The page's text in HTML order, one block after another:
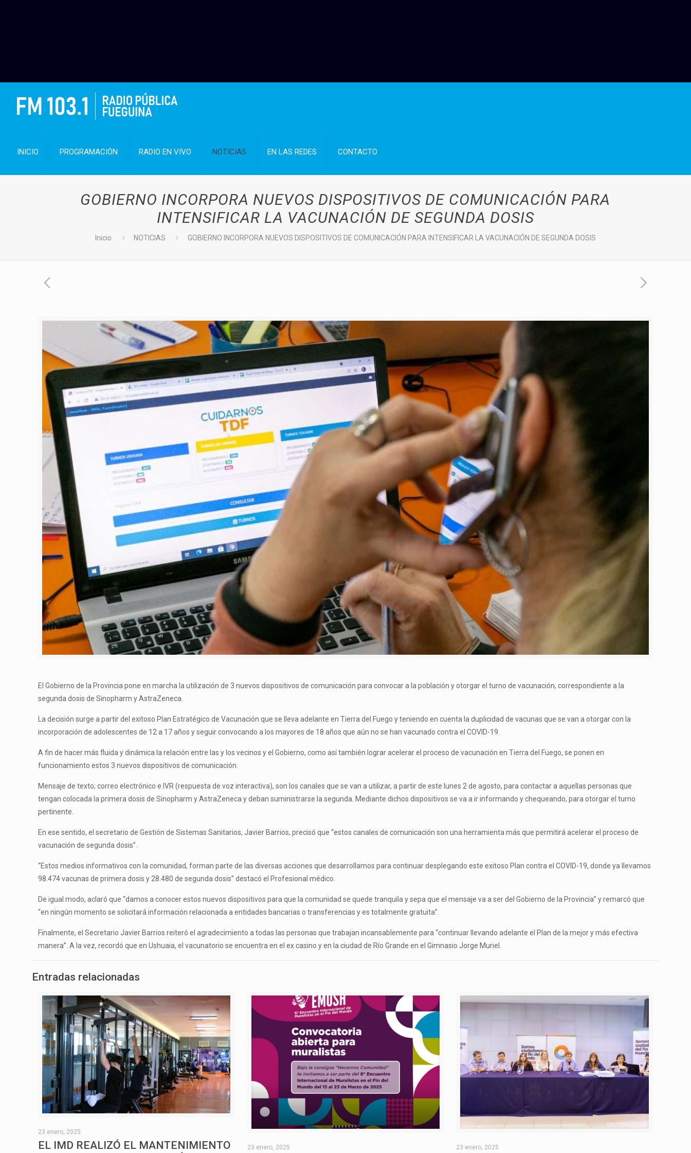
INICIO PROGRAMACIÓN RADIO EN VIVO NOTICIAS EN LAS REDES CONTACTO
GOBIERNO INCORPORA NUEVOS DISPOSITIVOS DE COMUNICACIÓN PARA
INTENSIFICAR LA VACUNACIÓN DE SEGUNDA DOSIS
Inicio NOTICIAS GOBIERNO INCORPORA NUEVOS DISPOSITIVOS DE COMUNICACIÓN PARA INTENSIFICAR LA VACUNACIÓN DE SEGUNDA DOSIS
El Gobierno de la Provincia pone en marcha la utilización de 3 nuevos dispositivos de comunicación para convocar a la población y otorgar el turno de vacunación, correspondiente a la
segunda dosis de Sinopharm y AstraZeneca.
La decisión surge a partir del exitoso Plan Estratégico de Vacunación que se lleva adelante en Tierra del Fuego y teniendo en cuenta la duplicidad de vacunas que se van a otorgar con la
incorporación de adolescentes de 12 a 17 años y seguir convocando a los mayores de 18 años que aún no se han vacunado contra el COVID-19.
A fin de hacer más fluida y dinámica la relación entre las y los vecinos y el Gobierno, como así también lograr acelerar el proceso de vacunación en Tierra del Fuego, se ponen en
funcionamiento estos 3 nuevos dispositivos de comunicación.
Mensaje de texto; correo electrónico e IVR (respuesta de voz interactiva), son los canales que se van a utilizar, a partir de este lunes 2 de agosto, para contactar a aquellas personas que
tengan colocada la primera dosis de Sinopharm y AstraZeneca y deban suministrarse la segunda. Mediante dichos dispositivos se va a ir informando y chequeando, para otorgar el turno
pertinente.
En ese sentido, el secretario de Gestión de Sistemas Sanitarios, Javier Barrios, precisó que “estos canales de comunicación son una herramienta más que permitirá acelerar el proceso de
vacunación de segunda dosis”.
“Estos medios informativos con la comunidad, forman parte de las diversas acciones que desarrollamos para continuar desplegando este exitoso Plan contra el COVID-19, donde ya llevamos
98.474 vacunas de primera dosis y 28.480 de segunda dosis” destacó el Profesional médico.
De igual modo, aclaró que “damos a conocer estos nuevos dispositivos para que la comunidad se quede tranquila y sepa que el mensaje va a ser del Gobierno de la Provincia” y remarcó que
“en ningún momento se solicitará información relacionada a entidades bancarias o transferencias y es totalmente gratuita”.
Finalmente, el Secretario Javier Barrios reiteró el agradecimiento a todas las personas que trabajan incansablemente para “continuar llevando adelante el Plan de la mejor y más efectiva
manera”. A la vez, recordó que en Ushuaia, el vacunatorio se encuentra en el ex casino y en la ciudad de Río Grande en el Gimnasio Jorge Muriel.
Entradas relacionadas
23 enero, 2025
EL IMD REALIZÓ EL MANTENIMIENTO
23 enero, 2025 23 enero, 2025